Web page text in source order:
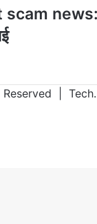
news:
|